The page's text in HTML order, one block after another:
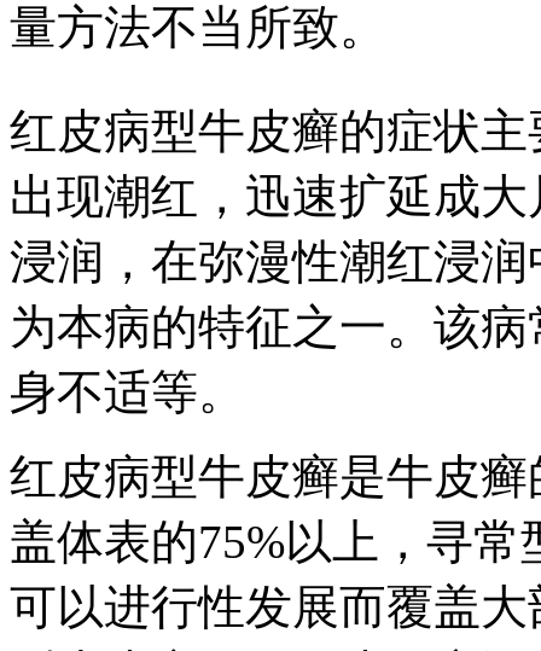
量方法不当所致。
红皮病型牛皮癣的症状
出现潮红，迅速扩延成
浸润，在弥漫性潮红浸
为本病的特征之一。该
身不适等。
红皮病型牛皮癣是牛皮
盖体表的75%以上，寻
可以进行性发展而覆盖